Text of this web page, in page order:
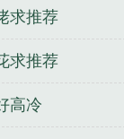
求推荐
求推荐
高冷